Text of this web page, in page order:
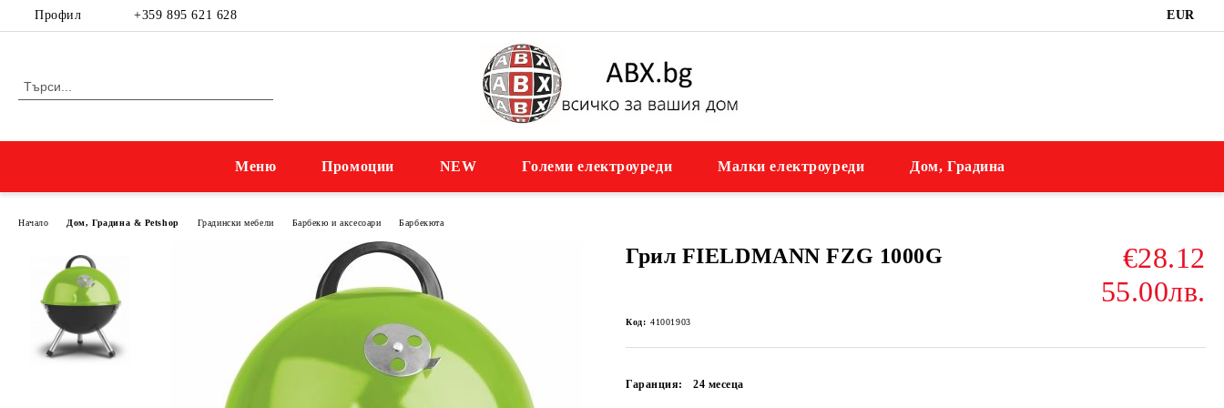
Профил +359 895 621 628 EUR
Меню Промоции NEW Големи електроуреди Малки електроуреди Дом, Градина
Начало Дом, Градина & Petshop Градински мебели Барбекю и аксесоари Барбекюта
Грил FIELDMANN FZG 1000G
€28.12
55.00лв.
Код: 41001903
Гаранция: 24 месеца